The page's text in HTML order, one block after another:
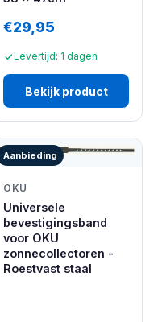
€29,95
Levertijd: 1 dagen
Bekijk product
Aanbieding
OKU
Universele
bevestigingsband
voor OKU
zonnecollectoren -
Roestvast staal